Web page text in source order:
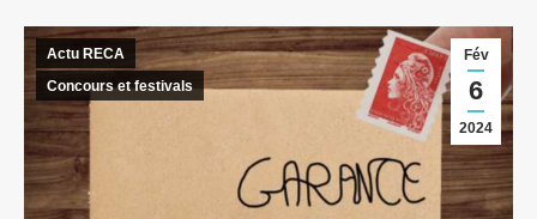
Fév
6
2024
Actu RECA
Concours et festivals